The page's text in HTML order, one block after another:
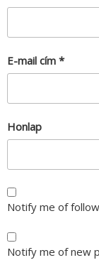
E-mail cím *
Honlap
Notify me of
Notify me of new